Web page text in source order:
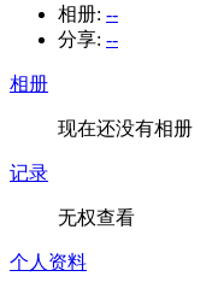
相册: --
分享: --
相册
现在还没有相册
记录
无权查看
个人资料